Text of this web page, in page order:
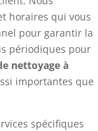
horaires qui vous
pour garantir la
périodiques pour
nettoyage à
importantes que
spécifiques